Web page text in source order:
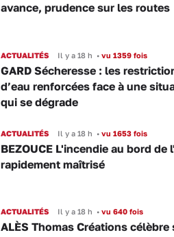
avance, prudence sur les routes
ACTUALITÉS Il y a 18 h •vu 1359 fois
GARD Sécheresse : les
d’eau renforcées face à une
qui se dégrade
ACTUALITÉS Il y a 18 h •vu 1653 fois
BEZOUCE L'incendie au bord de
rapidement maîtrisé
ACTUALITÉS Il y a 18 h •vu 640 fois
ALÈS Thomas Créations célèbre